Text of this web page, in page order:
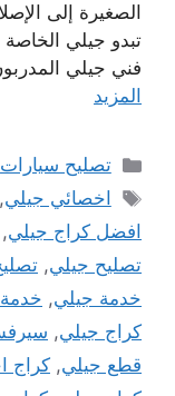
الصغيرة إلى
تبدو جيلي
فني جيلي
المزيد
التصنيفات
تصليح سيارات
الوسوم
اخصائي جيلي,
افضل كراج جيلي,
تصليح جيلي,
خدمة جيلي,
كراج جيلي,
قطع جيلي, كراج